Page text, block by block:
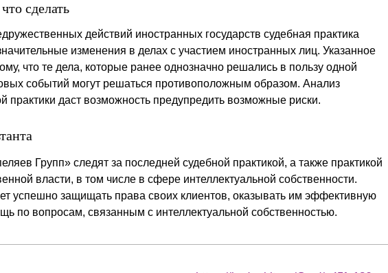
сделать
действий иностранных государств судебная практика
изменения в делах с участием иностранных лиц. Указанное
что те дела, которые ранее однозначно решались в пользу одной
событий могут решаться противоположным образом. Анализ
практики даст возможность предупредить возможные риски.
Групп» следят за последней судебной практикой, а также практикой
власти, в том числе в сфере интеллектуальной собственности.
успешно защищать права своих клиентов, оказывать им эффективную
по вопросам, связанным с интеллектуальной собственностью.